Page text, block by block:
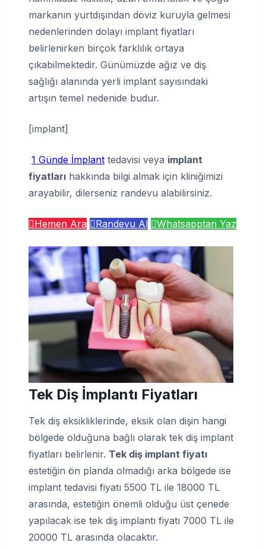
markanın yurtdışından döviz kuruyla gelmesi
nedenlerinden dolayı implant fiyatları
belirlenirken birçok farklılık ortaya
çıkabilmektedir. Günümüzde ağız ve diş
sağlığı alanında yerli implant sayısındaki
artışın temel nedenide budur.
[implant]
1 Günde İmplant tedavisi veya implant
fiyatları hakkında bilgi almak için kliniğimizi
arayabilir, dilerseniz randevu alabilirsiniz.
Hemen Ara Randevu Al Whatsapptan Yaz
Tek Diş İmplantı Fiyatları
Tek diş eksikliklerinde, eksik olan dişin hangi
bölgede olduğuna bağlı olarak tek diş implant
fiyatları belirlenir. Tek diş implant fiyatı
estetiğin ön planda olmadığı arka bölgede ise
implant tedavisi fiyatı 5500 TL ile 18000 TL
arasında, estetiğin önemli olduğu üst çenede
yapılacak ise tek diş implantı fiyatı 7000 TL ile
20000 TL arasında olacaktır.